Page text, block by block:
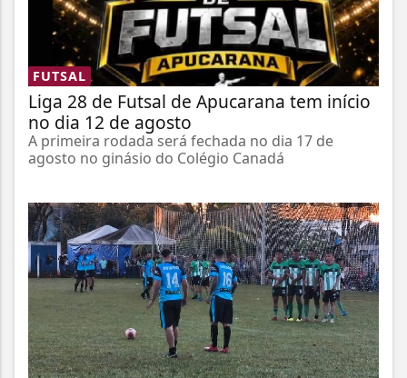
FUTSAL
Liga 28 de Futsal de Apucarana tem início
no dia 12 de agosto
A primeira rodada será fechada no dia 17 de
agosto no ginásio do Colégio Canadá